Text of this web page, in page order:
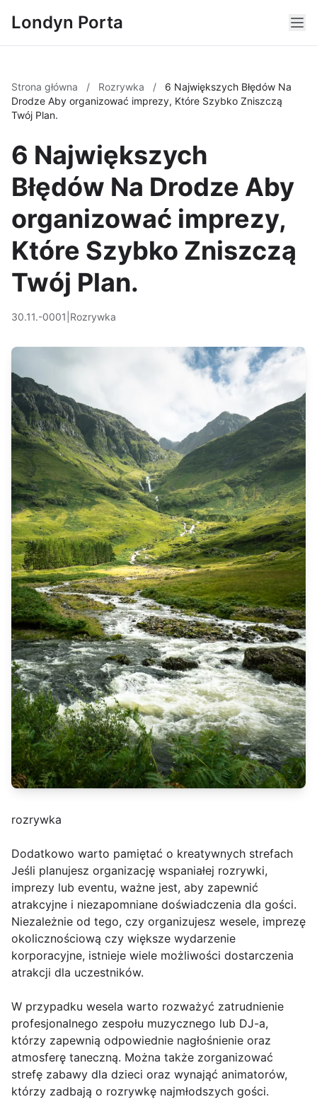
Londyn Porta
Strona główna / Rozrywka /
6 Największych Błędów Na
Drodze Aby organizować imprezy, Które Szybko Zniszczą
Twój Plan.
6 Największych
Błędów Na Drodze Aby
organizować imprezy,
Które Szybko Zniszczą
Twój Plan.
30.11.-0001 Rozrywka
rozrywka
Dodatkowo warto pamiętać o kreatywnych strefach
Jeśli planujesz organizację wspaniałej rozrywki,
imprezy lub eventu, ważne jest, aby zapewnić
atrakcyjne i niezapomniane doświadczenia dla gości.
Niezależnie od tego, czy organizujesz wesele, imprezę
okolicznościową czy większe wydarzenie
korporacyjne, istnieje wiele możliwości dostarczenia
atrakcji dla uczestników.
W przypadku wesela warto rozważyć zatrudnienie
profesjonalnego zespołu muzycznego lub DJ-a,
którzy zapewnią odpowiednie nagłośnienie oraz
atmosferę taneczną. Można także zorganizować
strefę zabawy dla dzieci oraz wynająć animatorów,
którzy zadbają o rozrywkę najmłodszych gości.